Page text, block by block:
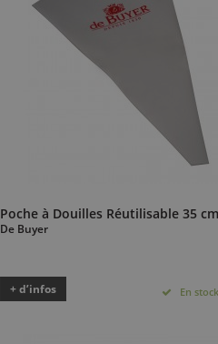
Poche à Douilles Réutilisable 35 cm
De Buyer
+ d’infos En stock